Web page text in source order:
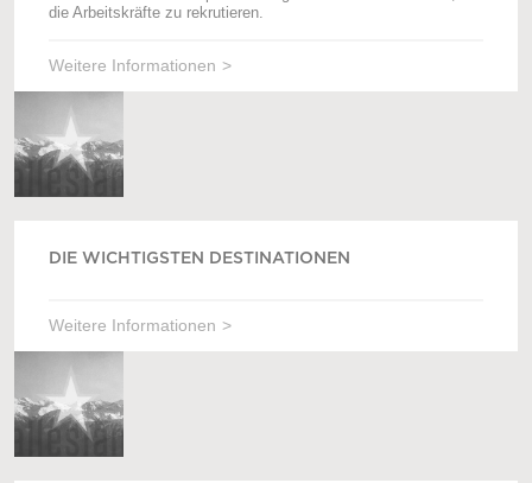
die Arbeitskräfte zu rekrutieren.
Weitere Informationen
DIE WICHTIGSTEN DESTINATIONEN
Weitere Informationen